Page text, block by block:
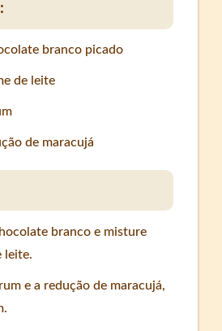
branco picado
de leite
de maracujá
branco e misture
leite.
e a redução de maracujá,